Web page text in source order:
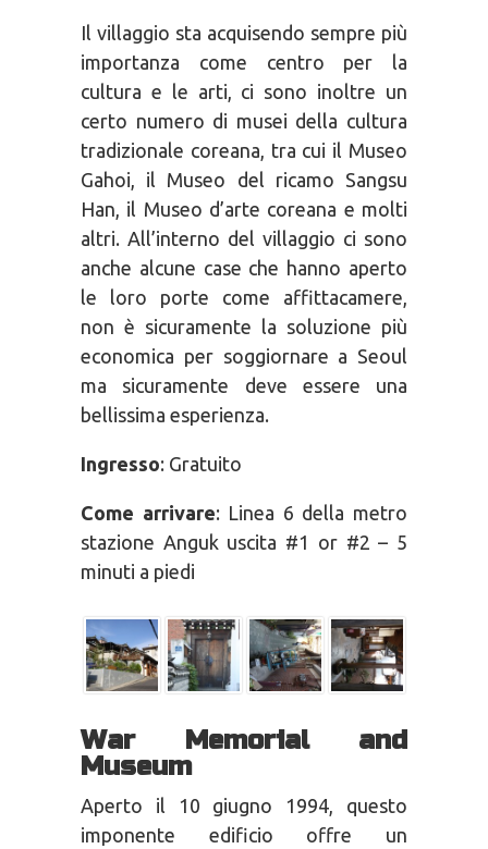
Il villaggio sta acquisendo sempre più
importanza come centro per la
cultura e le arti, ci sono inoltre un
certo numero di musei della cultura
tradizionale coreana, tra cui il Museo
Gahoi, il Museo del ricamo Sangsu
Han, il Museo d’arte coreana e molti
altri. All’interno del villaggio ci sono
anche alcune case che hanno aperto
le loro porte come affittacamere,
non è sicuramente la soluzione più
economica per soggiornare a Seoul
ma sicuramente deve essere una
bellissima esperienza.
Ingresso: Gratuito
Come arrivare: Linea 6 della metro
stazione Anguk uscita #1 or #2 – 5
minuti a piedi
War Memorial and
Museum
Aperto il 10 giugno 1994, questo
imponente edificio offre un